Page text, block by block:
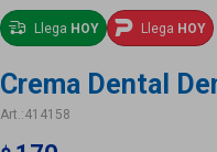
Llega HOY Llega HOY
Crema Dental
414158